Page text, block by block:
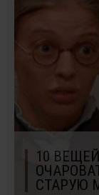
10
СТАРУЮ